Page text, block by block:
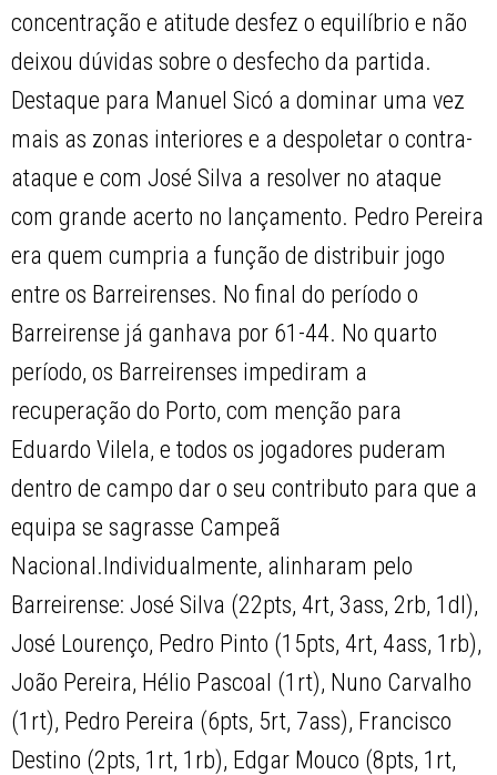
concentração e atitude desfez o equilíbrio e não
deixou dúvidas sobre o desfecho da partida.
Destaque para Manuel Sicó a dominar uma vez
mais as zonas interiores e a despoletar o contra-
ataque e com José Silva a resolver no ataque
com grande acerto no lançamento. Pedro Pereira
era quem cumpria a função de distribuir jogo
entre os Barreirenses. No final do período o
Barreirense já ganhava por 61-44. No quarto
período, os Barreirenses impediram a
recuperação do Porto, com menção para
Eduardo Vilela, e todos os jogadores puderam
dentro de campo dar o seu contributo para que a
equipa se sagrasse Campeã
Nacional.Individualmente, alinharam pelo
Barreirense: José Silva (22pts, 4rt, 3ass, 2rb, 1dl),
José Lourenço, Pedro Pinto (15pts, 4rt, 4ass, 1rb),
João Pereira, Hélio Pascoal (1rt), Nuno Carvalho
(1rt), Pedro Pereira (6pts, 5rt, 7ass), Francisco
Destino (2pts, 1rt, 1rb), Edgar Mouco (8pts, 1rt,